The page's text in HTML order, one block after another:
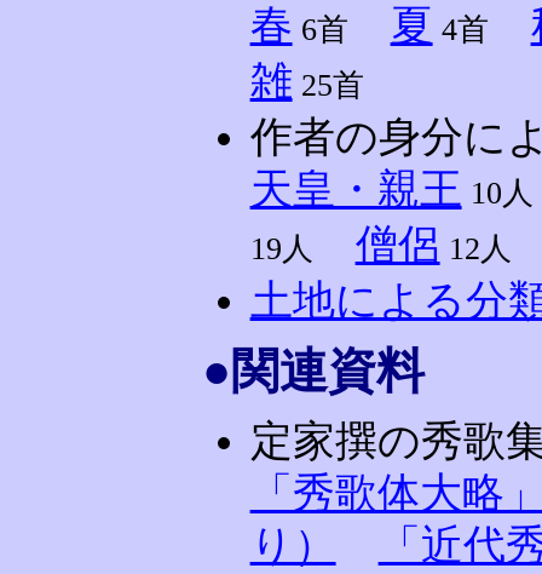
春 6首 夏 4首
雑 25首
作者の身分に
天皇・親王 10人
19人
僧侶 12人
土地による分
●関連資料
定家撰の秀歌
「秀歌体大略
り）
「近代